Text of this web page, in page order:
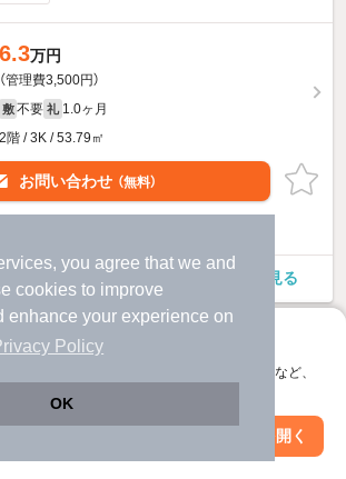
you agree that we and
cookies to improve
enhance your experience on
Policy
OK
替えて、サクサクお部屋探し
ですぐ使える。マップ検索やお気に入り保存など、
アプリを開く
6.3万円
（管理費3,500円）
敷 不要 礼 1.0ヶ月
2階 / 3K / 53.79㎡
お問い合わせ （無料）
ハルダA・B・CCのすべての部屋を見る
絞り込み条件を変更